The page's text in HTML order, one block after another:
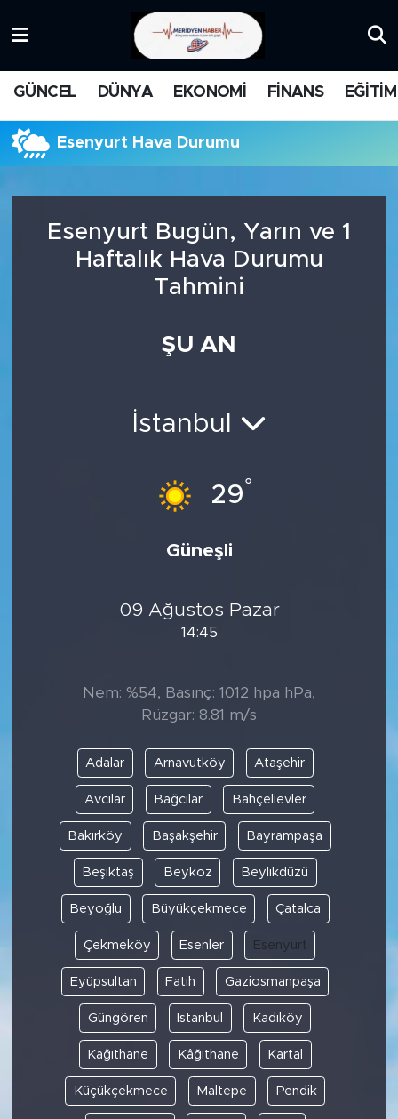
GÜNCEL DÜNYA EKONOMİ FİNANS EĞİTİM
Esenyurt Hava Durumu
Esenyurt Bugün, Yarın ve 1
Haftalık Hava Durumu
Tahmini
ŞU AN
İstanbul
29°
Güneşli
09 Ağustos Pazar
14:45
Nem: %54, Basınç: 1012 hpa hPa,
Rüzgar: 8.81 m/s
Adalar Arnavutköy Ataşehir
Avcılar Bağcılar Bahçelievler
Bakırköy Başakşehir Bayrampaşa
Beşiktaş Beykoz Beylikdüzü
Beyoğlu Büyükçekmece Çatalca
Çekmeköy Esenler Esenyurt
Eyüpsultan Fatih Gaziosmanpaşa
Güngören Istanbul Kadıköy
Kağıthane Kâğıthane Kartal
Küçükçekmece Maltepe Pendik
FİNANS
BİLİM-TEKNOLOJİ
DİNİ
POLİTİKA
EKONOMİ
SPOR
KÜLTÜR SANAT
YAŞAM
TARİHTEN GÜNÜMÜZE
TARİH
KADIN
SAĞLIK
Süper Lig Puan Durumu ve Fikstür
Tüm Manşetler
Son Dakika Haberleri